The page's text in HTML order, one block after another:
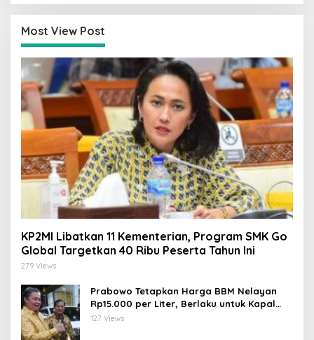
Most View Post
KP2MI Libatkan 11 Kementerian, Program SMK Go
Global Targetkan 40 Ribu Peserta Tahun Ini
279 Views
Prabowo Tetapkan Harga BBM Nelayan
Rp15.000 per Liter, Berlaku untuk Kapal
30-200 GT
127 Views